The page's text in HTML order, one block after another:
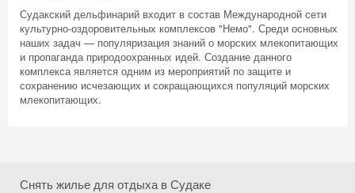
Судакский дельфинарий входит в состав Международной сети
культурно-оздоровительных комплексов "Немо". Среди основных
наших задач — популяризация знаний о морских млекопитающих
и пропаганда природоохранных идей. Создание данного
комплекса является одним из мероприятий по защите и
сохранению исчезающих и сокращающихся популяций морских
млекопитающих.
Снять жилье для отдыха в Судаке